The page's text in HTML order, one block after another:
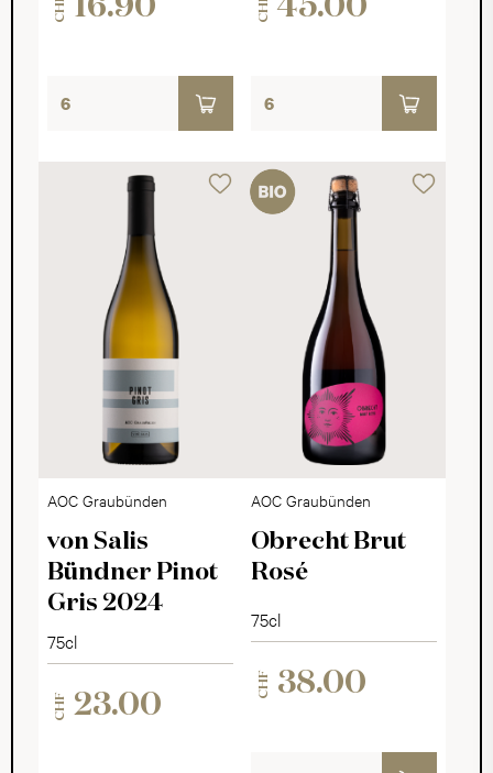
CHF 16.90 CHF 45.00
AOC Graubünden
von Salis
Bündner Pinot
Gris 2024
75cl
CHF 23.00
AOC Graubünden
Obrecht Brut
Rosé
75cl
CHF 38.00